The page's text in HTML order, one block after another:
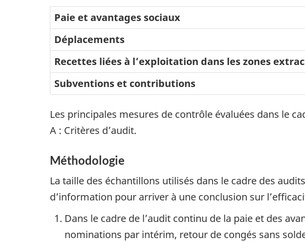
Paie et avantages sociaux
Déplacements
Recettes liées à l’exploitation dans les zones
Subventions et contributions
Les principales mesures de contrôle évaluées dans le
A : Critères d’audit.
Méthodologie
La taille des échantillons utilisés dans le cadre des
d’information pour arriver à une conclusion sur
Dans le cadre de l’audit continu de la paie et des
nominations par intérim, retour de congés sans